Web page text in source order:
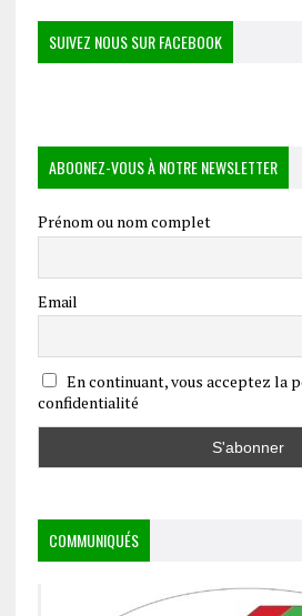
SUIVEZ NOUS SUR FACEBOOK
ABOONEZ-VOUS À NOTRE NEWSLETTER
Prénom ou nom complet
Email
En continuant, vous acceptez la
confidentialité
COMMUNIQUÉS